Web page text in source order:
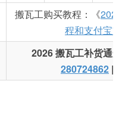
搬瓦工购买教程：《
程和支付宝
2026 搬瓦工补货通
280724862 |